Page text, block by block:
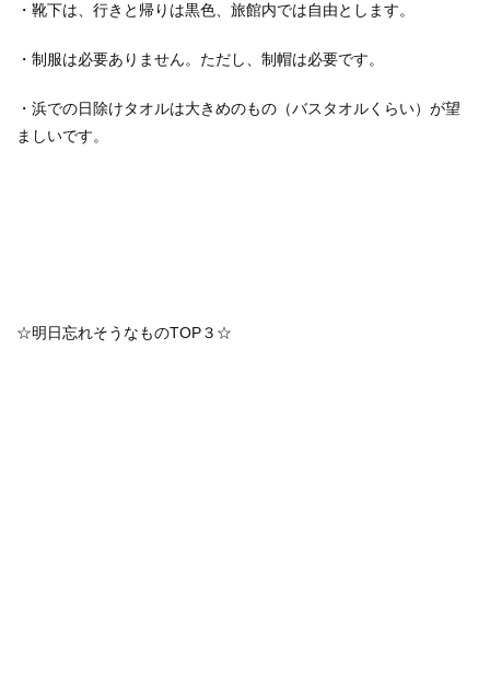
・靴下は、行きと帰りは黒色、旅館内では自由とします。
・制服は必要ありません。ただし、制帽は必要です。
・浜での日除けタオルは大きめのもの（バスタオルくらい）が望
ましいです。
☆明日忘れそうなものTOP３☆